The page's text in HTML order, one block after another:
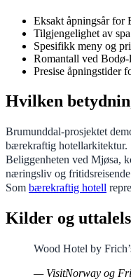
Eksakt åpningsår for
Tilgjengelighet av
Spesifikk meny og
Romantall ved Bodø-
Presise åpningstider
Hvilken
Brumunddal-prosjektet
bærekraftig hotellarkitektur.
Beliggenheten ved Mjøsa,
næringsliv og
Som bærekraftig hotell
Kilder og
Wood Hotel by
— VisitNorway og